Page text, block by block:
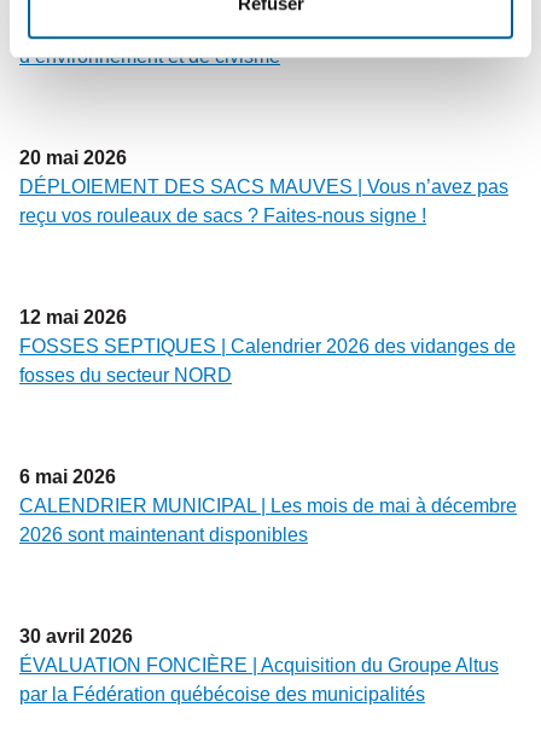
d’environnement et de civisme
20 mai 2026
DÉPLOIEMENT DES SACS MAUVES | Vous n’avez pas
reçu vos rouleaux de sacs ? Faites-nous signe !
12 mai 2026
FOSSES SEPTIQUES | Calendrier 2026 des vidanges de
fosses du secteur NORD
6 mai 2026
CALENDRIER MUNICIPAL | Les mois de mai à décembre
2026 sont maintenant disponibles
30 avril 2026
ÉVALUATION FONCIÈRE | Acquisition du Groupe Altus
par la Fédération québécoise des municipalités